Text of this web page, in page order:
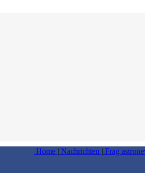
Home | Nachrichten | Frag